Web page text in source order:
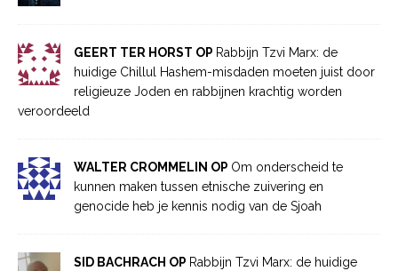
GEERT TER HORST OP Rabbijn Tzvi Marx: de
huidige Chillul Hashem-misdaden moeten juist door
religieuze Joden en rabbijnen krachtig worden
veroordeeld
WALTER CROMMELIN OP Om onderscheid te
kunnen maken tussen etnische zuivering en
genocide heb je kennis nodig van de Sjoah
SID BACHRACH OP Rabbijn Tzvi Marx: de huidige